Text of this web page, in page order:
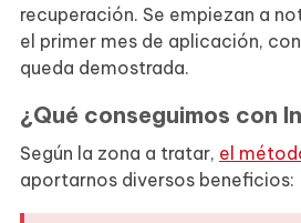
recuperación. Se empiezan a
el primer mes de aplicación,
queda demostrada.
¿Qué conseguimos con
Según la zona a tratar, el
aportarnos diversos beneficios: